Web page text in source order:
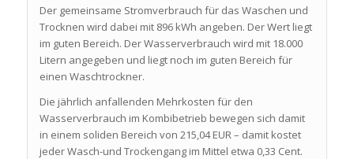
Der gemeinsame Stromverbrauch für das Waschen und
Trocknen wird dabei mit 896 kWh angeben. Der Wert liegt
im guten Bereich. Der Wasserverbrauch wird mit 18.000
Litern angegeben und liegt noch im guten Bereich für
einen Waschtrockner.
Die jährlich anfallenden Mehrkosten für den
Wasserverbrauch im Kombibetrieb bewegen sich damit
in einem soliden Bereich von 215,04 EUR – damit kostet
jeder Wasch-und Trockengang im Mittel etwa 0,33 Cent.